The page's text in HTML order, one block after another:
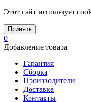
Этот сайт использует
Принять
0
Добавление товара
Гарантия
Сборка
Производители
Доставка
Контакты